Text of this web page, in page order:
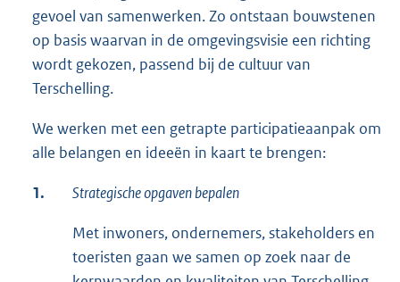
gevoel van samenwerken. Zo ontstaan bouwstenen
op basis waarvan in de omgevingsvisie een richting
wordt gekozen, passend bij de cultuur van
Terschelling.
We werken met een getrapte participatieaanpak om
alle belangen en ideeën in kaart te brengen:
1. Strategische opgaven bepalen
Met inwoners, ondernemers, stakeholders en
toeristen gaan we samen op zoek naar de